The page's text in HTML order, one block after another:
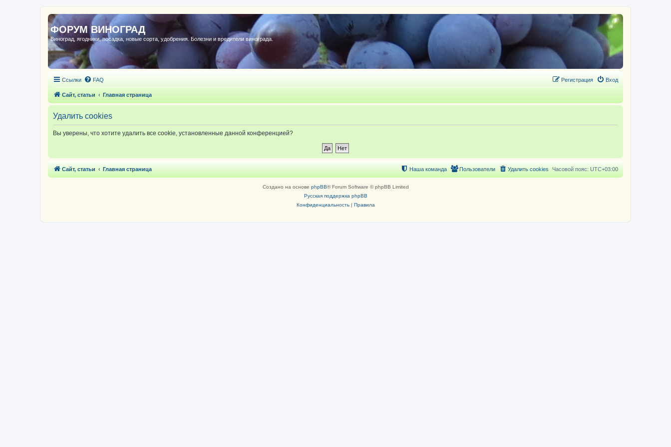
ФОРУМ ВИНОГРАД
Виноград, ягодники, посадка, новые сорта, удобрения. Болезни и вредители винограда.
Ссылки FAQ Вход
Регистрация
Сайт, статьи Главная страница
Удалить cookies
Вы уверены, что хотите удалить все cookie, установленные данной конференцией?
Сайт, статьи Главная страница Часовой пояс: UTC+03:00
Удалить cookies
Пользователи
Наша команда
Создано на основе phpBB® Forum Software © phpBB Limited
Русская поддержка phpBB
Конфиденциальность| Правила